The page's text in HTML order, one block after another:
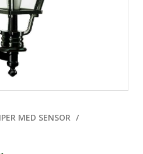
MED SENSOR